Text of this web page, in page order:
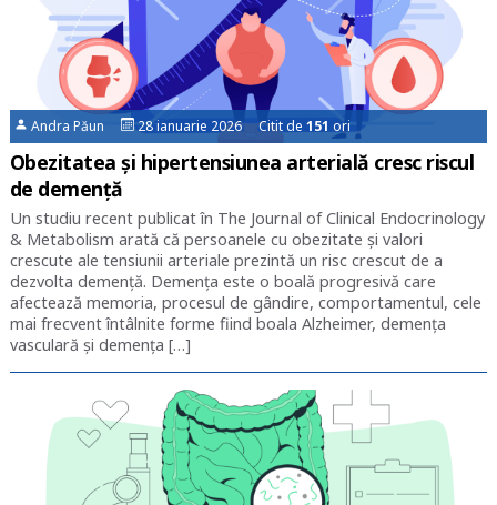
Andra Păun 28 ianuarie 2026 Citit de151 ori
Obezitatea și hipertensiunea arterială cresc riscul
de demență
Un studiu recent publicat în The Journal of Clinical Endocrinology
& Metabolism arată că persoanele cu obezitate și valori
crescute ale tensiunii arteriale prezintă un risc crescut de a
dezvolta demență. Demența este o boală progresivă care
afectează memoria, procesul de gândire, comportamentul, cele
mai frecvent întâlnite forme fiind boala Alzheimer, demența
vasculară și demența […]